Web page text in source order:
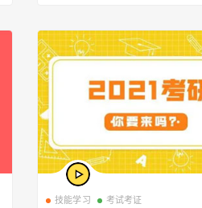
技能学习 考试考证